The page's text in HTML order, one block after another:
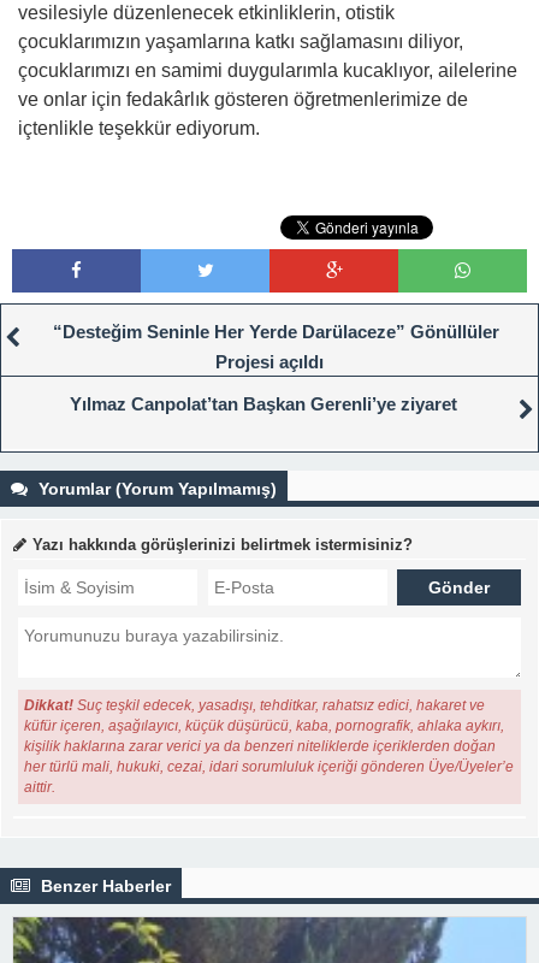
vesilesiyle düzenlenecek etkinliklerin, otistik
çocuklarımızın yaşamlarına katkı sağlamasını diliyor,
çocuklarımızı en samimi duygularımla kucaklıyor, ailelerine
ve onlar için fedakârlık gösteren öğretmenlerimize de
içtenlikle teşekkür ediyorum.
“Desteğim Seninle Her Yerde Darülaceze” Gönüllüler
Projesi açıldı
Yılmaz Canpolat’tan Başkan Gerenli’ye ziyaret
Yorumlar (Yorum Yapılmamış)
Yazı hakkında görüşlerinizi belirtmek istermisiniz?
Dikkat! Suç teşkil edecek, yasadışı, tehditkar, rahatsız edici, hakaret ve
küfür içeren, aşağılayıcı, küçük düşürücü, kaba, pornografik, ahlaka aykırı,
kişilik haklarına zarar verici ya da benzeri niteliklerde içeriklerden doğan
her türlü mali, hukuki, cezai, idari sorumluluk içeriği gönderen Üye/Üyeler’e
aittir.
Benzer Haberler